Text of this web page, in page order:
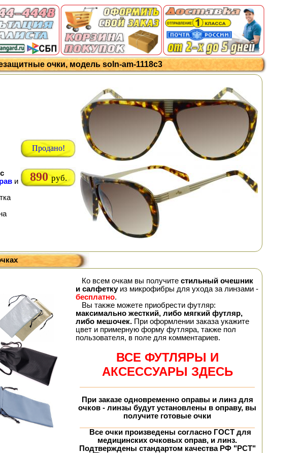
очки, модель soln-am-1118c3
с
и
Продано!
890 руб.
Ко всем очкам вы получите стильный очешник
и салфеткуиз микрофибры для ухода за линзами -
бесплатно.
Вы также можете приобрести футляр:
максимально жесткий, либо мягкий футляр,
либо мешочек. При оформлении заказа укажите
цвет и примерную форму футляра, также пол
пользователя, в поле для комментариев.
ВСЕ ФУТЛЯРЫ И
АКСЕССУАРЫ ЗДЕСЬ
При заказе одновременнооправы и линз для
очков - линзы будут установлены в оправу, вы
получите готовые очки
Все очки произведены согласно ГОСТ для
медицинских очковых оправ, и линз.
Подтверждены стандартом качества РФ "РСТ"